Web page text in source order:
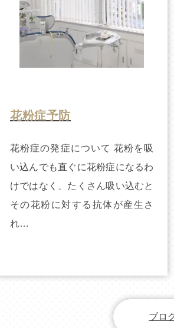
花粉症予防
花粉症の発症について 花粉を吸
い込んでも直ぐに花粉症になるわ
けではなく、たくさん吸い込むと
その花粉に対する抗体が産生さ
れ…
ブロ